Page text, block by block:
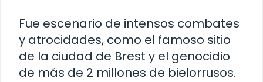
Fue escenario de intensos combates
y atrocidades, como el famoso sitio
de la ciudad de Brest y el genocidio
de más de 2 millones de bielorrusos.